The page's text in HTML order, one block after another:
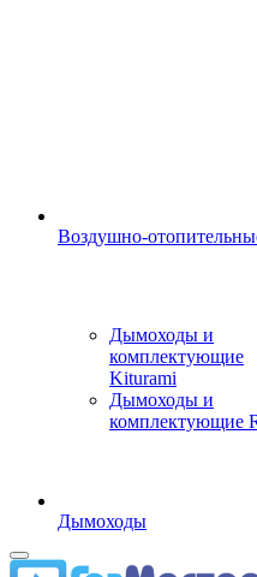
Воздушно-
Дымоходы и
комплектующие
Kiturami
Дымоходы и
комплектующие
Дымоходы